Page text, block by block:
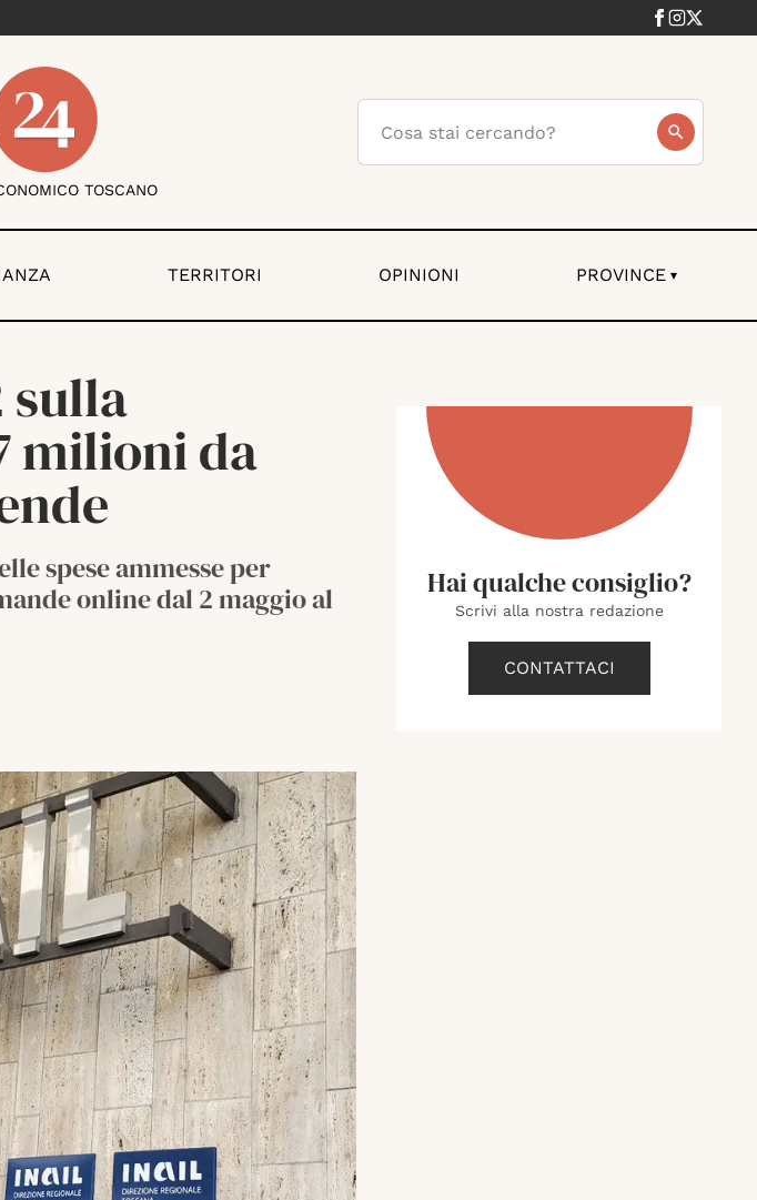
TOSCANO
TERRITORI OPINIONI PROVINCE ▾
sulla
milioni da
spese ammesse per
online dal 2 maggio al
Hai qualche consiglio?
Scrivi alla nostra redazione
CONTATTACI